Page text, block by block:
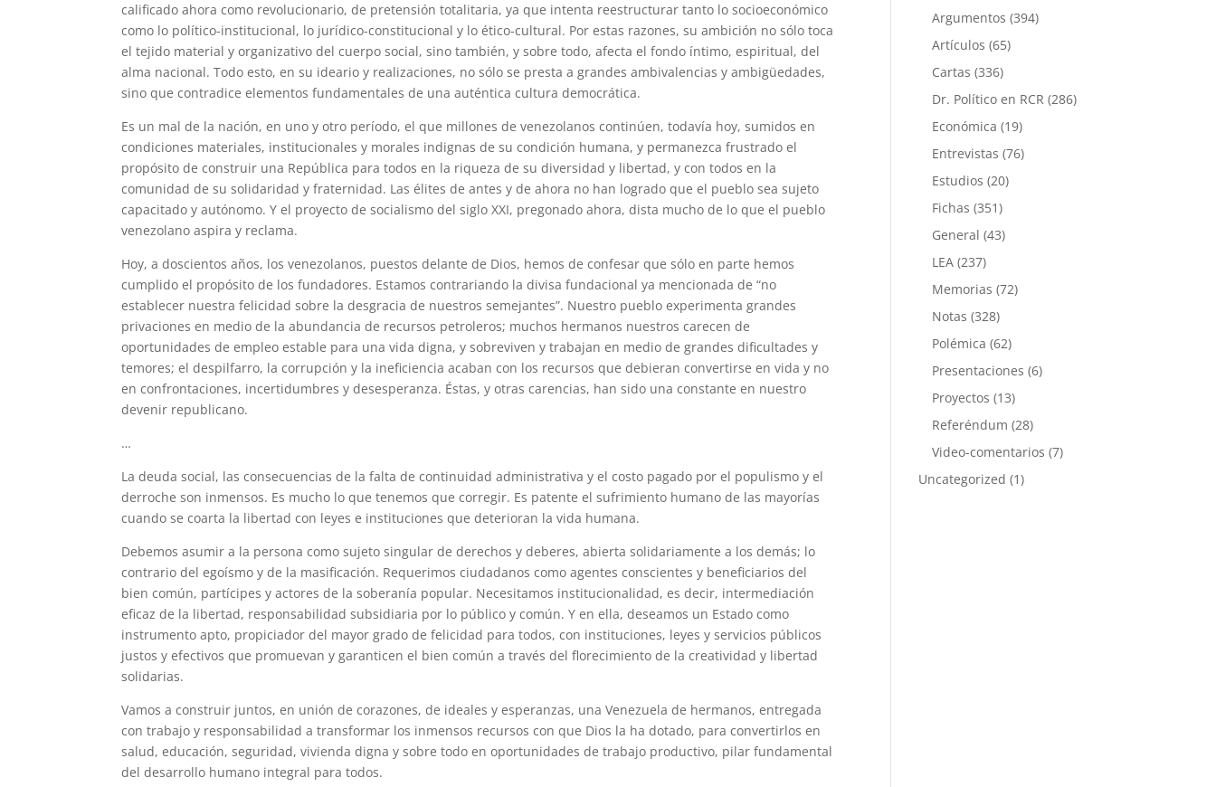
calificado ahora como revolucionario, de pretensión totalitaria, ya que intenta reestructurar tanto lo socioeconómico
como lo político-institucional, lo jurídico-constitucional y lo ético-cultural. Por estas razones, su ambición no sólo toca
el tejido material y organizativo del cuerpo social, sino también, y sobre todo, afecta el fondo íntimo, espiritual, del
alma nacional. Todo esto, en su ideario y realizaciones, no sólo se presta a grandes ambivalencias y ambigüedades,
sino que contradice elementos fundamentales de una auténtica cultura democrática.
Es un mal de la nación, en uno y otro período, el que millones de venezolanos continúen, todavía hoy, sumidos en
condiciones materiales, institucionales y morales indignas de su condición humana, y permanezca frustrado el
propósito de construir una República para todos en la riqueza de su diversidad y libertad, y con todos en la
comunidad de su solidaridad y fraternidad. Las élites de antes y de ahora no han logrado que el pueblo sea sujeto
capacitado y autónomo. Y el proyecto de socialismo del siglo XXI, pregonado ahora, dista mucho de lo que el pueblo
venezolano aspira y reclama.
Hoy, a doscientos años, los venezolanos, puestos delante de Dios, hemos de confesar que sólo en parte hemos
cumplido el propósito de los fundadores. Estamos contrariando la divisa fundacional ya mencionada de “no
establecer nuestra felicidad sobre la desgracia de nuestros semejantes”. Nuestro pueblo experimenta grandes
privaciones en medio de la abundancia de recursos petroleros; muchos hermanos nuestros carecen de
oportunidades de empleo estable para una vida digna, y sobreviven y trabajan en medio de grandes dificultades y
temores; el despilfarro, la corrupción y la ineficiencia acaban con los recursos que debieran convertirse en vida y no
en confrontaciones, incertidumbres y desesperanza. Éstas, y otras carencias, han sido una constante en nuestro
devenir republicano.
…
La deuda social, las consecuencias de la falta de continuidad administrativa y el costo pagado por el populismo y el
derroche son inmensos. Es mucho lo que tenemos que corregir. Es patente el sufrimiento humano de las mayorías
cuando se coarta la libertad con leyes e instituciones que deterioran la vida humana.
Debemos asumir a la persona como sujeto singular de derechos y deberes, abierta solidariamente a los demás; lo
contrario del egoísmo y de la masificación. Requerimos ciudadanos como agentes conscientes y beneficiarios del
bien común, partícipes y actores de la soberanía popular. Necesitamos institucionalidad, es decir, intermediación
eficaz de la libertad, responsabilidad subsidiaria por lo público y común. Y en ella, deseamos un Estado como
instrumento apto, propiciador del mayor grado de felicidad para todos, con instituciones, leyes y servicios públicos
justos y efectivos que promuevan y garanticen el bien común a través del florecimiento de la creatividad y libertad
solidarias.
Vamos a construir juntos, en unión de corazones, de ideales y esperanzas, una Venezuela de hermanos, entregada
con trabajo y responsabilidad a transformar los inmensos recursos con que Dios la ha dotado, para convertirlos en
salud, educación, seguridad, vivienda digna y sobre todo en oportunidades de trabajo productivo, pilar fundamental
del desarrollo humano integral para todos.
Argumentos (394)
Artículos (65)
Cartas (336)
Dr. Político en RCR (286)
Económica (19)
Entrevistas (76)
Estudios (20)
Fichas (351)
General (43)
LEA (237)
Memorias (72)
Notas (328)
Polémica (62)
Presentaciones (6)
Proyectos (13)
Referéndum (28)
Video-comentarios (7)
Uncategorized (1)